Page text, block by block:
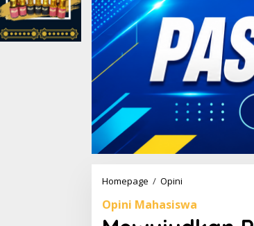
Homepage / Opini
w
Opini Mahasiswa